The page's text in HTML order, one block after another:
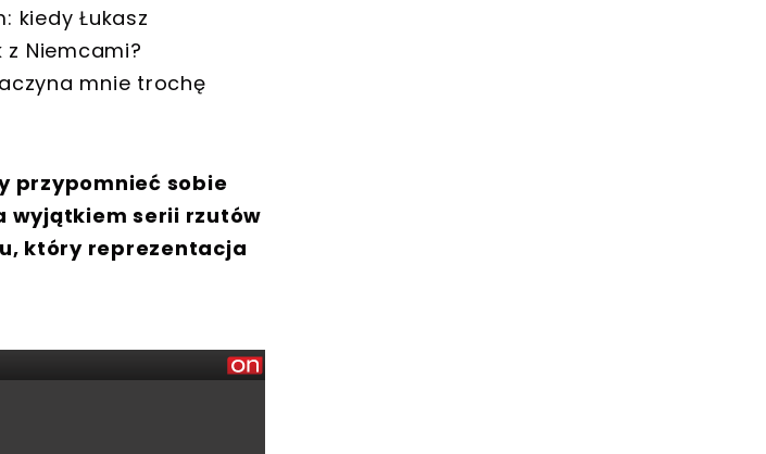
kiedy Łukasz
Niemcami?
mnie trochę
przypomnieć sobie
wyjątkiem serii rzutów
który reprezentacja